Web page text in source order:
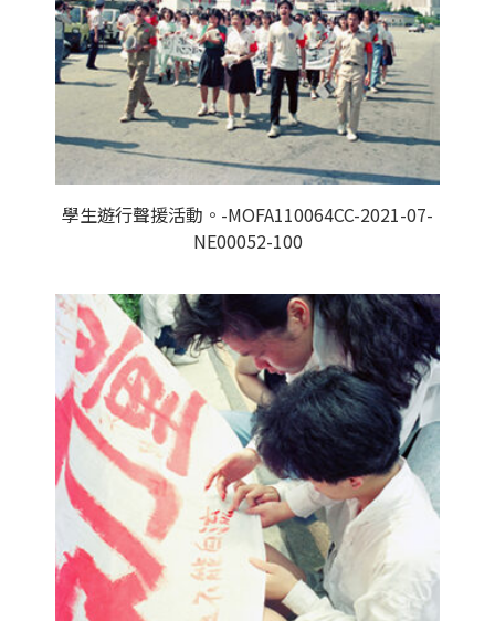
學生遊行聲援活動。-MOFA110064CC-2021-07-
NE00052-100